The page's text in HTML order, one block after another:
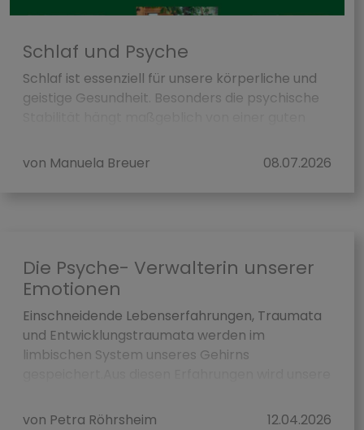
Schlaf und Psyche
Schlaf ist essenziell für unsere körperliche und
geistige Gesundheit. Besonders die psychische
von Manuela Breuer
08.07.2026
Die Psyche- Verwalterin unserer
Emotionen
Einschneidende Lebenserfahrungen, Traumata
und Entwicklungstraumata werden im
limbischen System unseres Gehirns
von Petra Röhrsheim
12.04.2026